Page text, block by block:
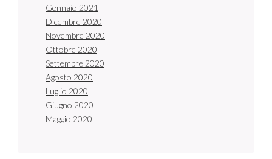
Gennaio 2021
Dicembre 2020
Novembre 2020
Ottobre 2020
Settembre 2020
Agosto 2020
Luglio 2020
Giugno 2020
Maggio 2020